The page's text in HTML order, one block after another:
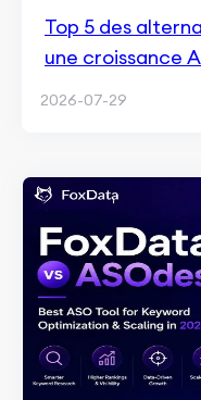
Top 5 des
une croissance
2026-07-29